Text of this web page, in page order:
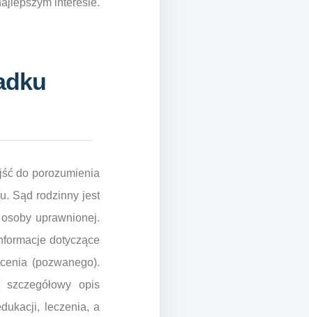
interesie.
do porozumienia
Sąd rodzinny jest
uprawnionej.
dotyczące
(pozwanego).
opis
leczenia, a